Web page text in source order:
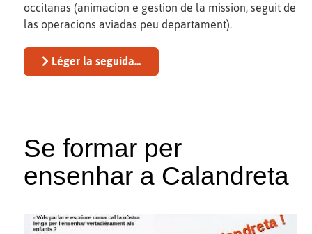
occitanas (animacion e gestion de la mission, seguit de
las operacions aviadas peu departament).
Léger la seguida...
Se formar per
ensenhar a Calandreta